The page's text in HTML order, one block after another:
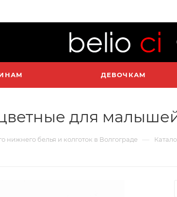
ДЕВОЧКАМ
для малышей
нижнего белья и колготок в Волгограде —